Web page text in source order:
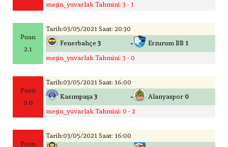
meşin_yuvarlak Tahmini: 3 - 1
Puan
2.1
Tarih:03/05/2021 Saat: 20:30
Fenerbahçe 3 - Erzurum BB 1
meşin_yuvarlak Tahmini: 3 - 0
Puan
0.0
Tarih:03/05/2021 Saat: 16:00
Kasımpaşa 3 - Alanyaspor 0
meşin_yuvarlak Tahmini: 0 - 2
Puan
Tarih:03/05/2021 Saat: 16:00